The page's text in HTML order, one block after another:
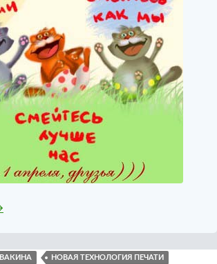
технология печати! Просто ШОК!
НОВАЯ ТЕХНОЛОГИЯ ПЕЧАТИ